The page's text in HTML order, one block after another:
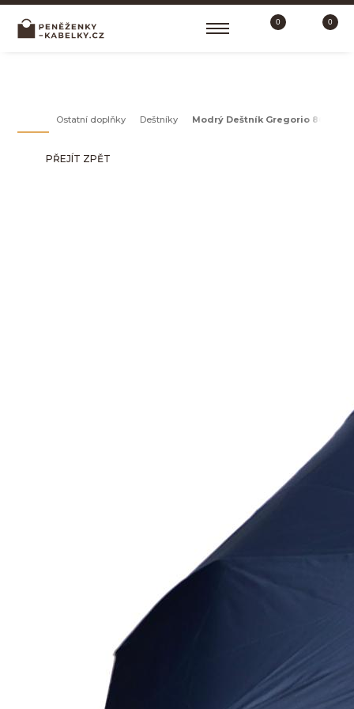
0 0
DEŠTNÍKY
Ostatní doplňky Deštníky Modrý Deštník Gregorio 863-OP
PŘEJÍT ZPĚT